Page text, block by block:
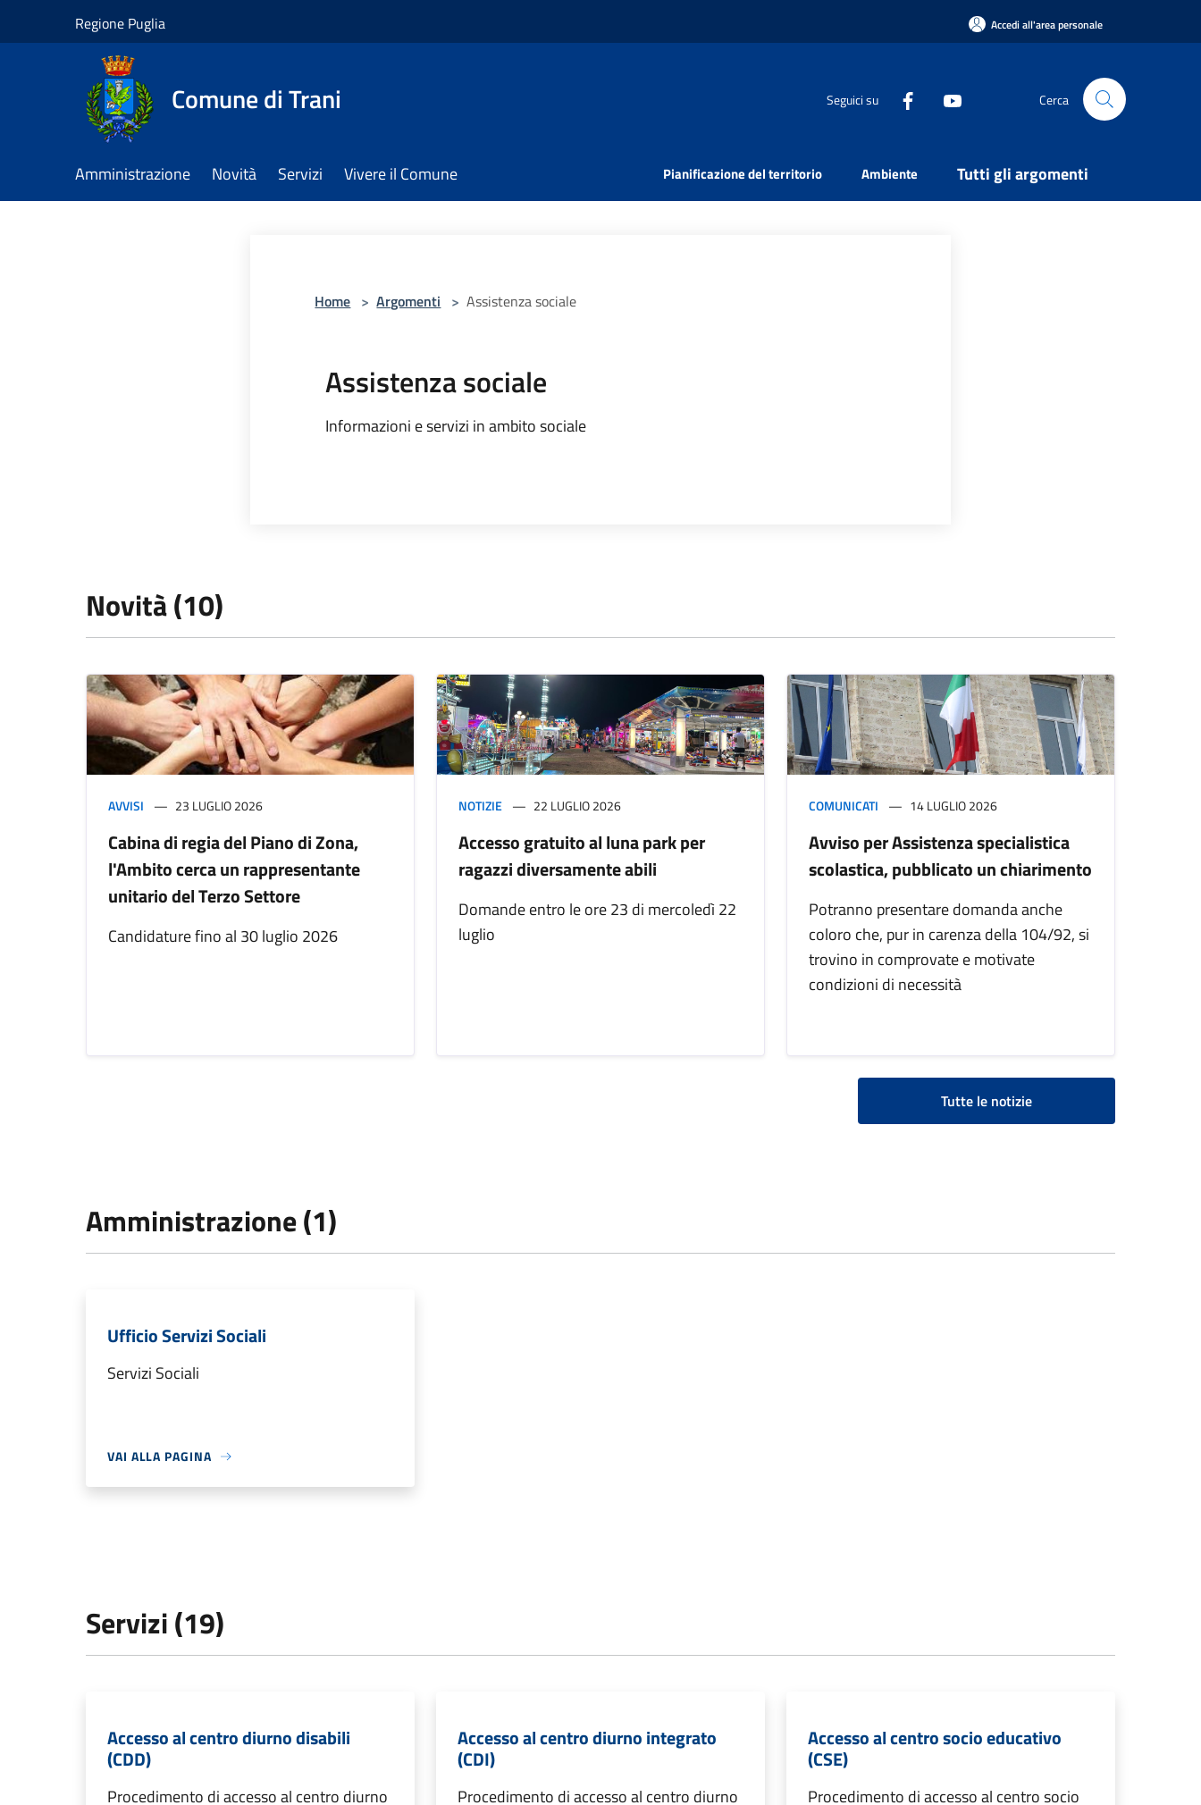
Regione Puglia Accedi all'area personale
Comune di Trani Seguici su Cerca
Amministrazione Novità Servizi Vivere il Comune Pianificazione del territorio Ambiente Tutti gli argomenti
Home > Argomenti > Assistenza sociale
Assistenza sociale
Informazioni e servizi in ambito sociale
Novità (10)
AVVISI 23 LUGLIO 2026
Cabina di regia del Piano di Zona,
l'Ambito cerca un rappresentante
unitario del Terzo Settore
Candidature fino al 30 luglio 2026
NOTIZIE 22 LUGLIO 2026
Accesso gratuito al luna park per
ragazzi diversamente abili
Domande entro le ore 23 di mercoledì 22
luglio
COMUNICATI 14 LUGLIO 2026
Avviso per Assistenza specialistica
scolastica, pubblicato un chiarimento
Potranno presentare domanda anche
coloro che, pur in carenza della 104/92, si
trovino in comprovate e motivate
condizioni di necessità
Tutte le notizie
Amministrazione (1)
Ufficio Servizi Sociali
Servizi Sociali
VAI ALLA PAGINA
Servizi (19)
Accesso al centro diurno disabili
(CDD)
Procedimento di accesso al centro diurno
Accesso al centro diurno integrato
(CDI)
Procedimento di accesso al centro diurno
Accesso al centro socio educativo
(CSE)
Procedimento di accesso al centro socio